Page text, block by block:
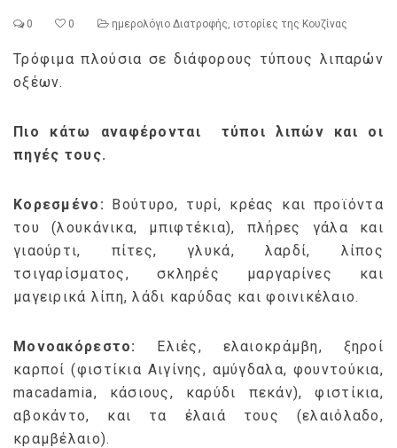
0 0 ημερολόγιο Διατροφής ιστορίες της Κουζίνας
Τρόφιμα πλούσια σε διάφορους τύπους λιπαρών
οξέων.
Πιο κάτω αναφέρονται τύποι λιπών και οι
πηγές τους.
Κορεσμένο: Βούτυρο, τυρί, κρέας και προϊόντα
του (λουκάνικα, μπιφτέκια), πλήρες γάλα και
γιαούρτι, πίτες, γλυκά, λαρδί, λίπος
τσιγαρίσματος, σκληρές μαργαρίνες και
μαγειρικά λίπη, λάδι καρύδας και φοινικέλαιο.
Μονοακόρεστο:
Ελιές, ελαιοκράμβη, ξηροί
καρποί (φιστίκια Αιγίνης, αμύγδαλα, φουντούκια,
macadamia, κάσιους, καρύδι πεκάν), φιστίκια,
αβοκάντο, και τα έλαιά τους (ελαιόλαδο,
κραμβέλαιο).